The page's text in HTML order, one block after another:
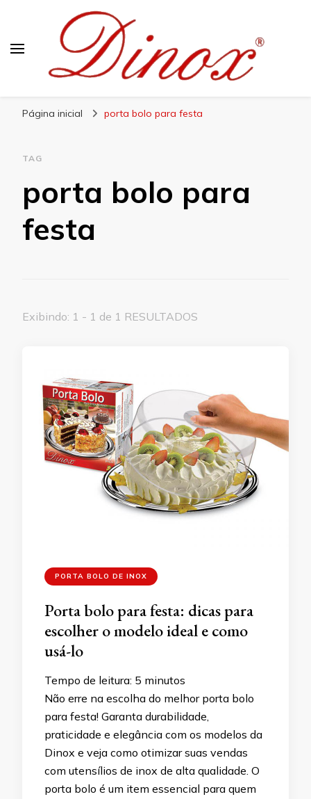
Página inicial porta bolo para festa
TAG
porta bolo para
festa
Exibindo: 1 - 1 de 1 RESULTADOS
PORTA BOLO DE INOX
Porta bolo para festa: dicas para
escolher o modelo ideal e como
usá-lo
Tempo de leitura: 5 minutos
Não erre na escolha do melhor porta bolo
para festa! Garanta durabilidade,
praticidade e elegância com os modelos da
Dinox e veja como otimizar suas vendas
com utensílios de inox de alta qualidade. O
porta bolo é um item essencial para quem